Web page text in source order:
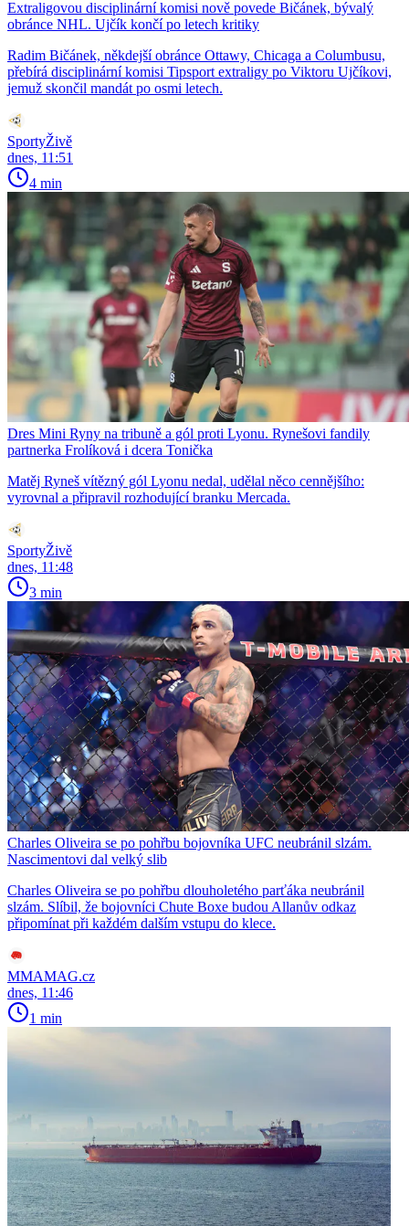
Extraligovou disciplinární komisi nově povede Bičánek, bývalý
obránce NHL. Ujčík končí po letech kritiky
Radim Bičánek, někdejší obránce Ottawy, Chicaga a Columbusu,
přebírá disciplinární komisi Tipsport extraligy po Viktoru Ujčíkovi,
jemuž skončil mandát po osmi letech.
SportyŽivě
dnes, 11:51
4 min
Dres Mini Ryny na tribuně a gól proti Lyonu. Rynešovi fandily
partnerka Frolíková i dcera Tonička
Matěj Ryneš vítězný gól Lyonu nedal, udělal něco cennějšího:
vyrovnal a připravil rozhodující branku Mercada.
SportyŽivě
dnes, 11:48
3 min
Charles Oliveira se po pohřbu bojovníka UFC neubránil slzám.
Nascimentovi dal velký slib
Charles Oliveira se po pohřbu dlouholetého parťáka neubránil
slzám. Slíbil, že bojovníci Chute Boxe budou Allanův odkaz
připomínat při každém dalším vstupu do klece.
MMAMAG.cz
dnes, 11:46
1 min